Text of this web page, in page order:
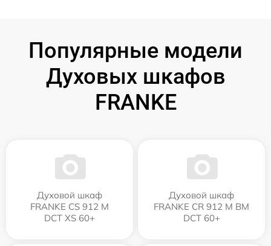
Популярные модели
Духовых шкафов
FRANKE
Духовой шкаф
FRANKE CS 912 M
DCT XS 60+
Духовой шкаф
FRANKE CR 912 M BM
DCT 60+